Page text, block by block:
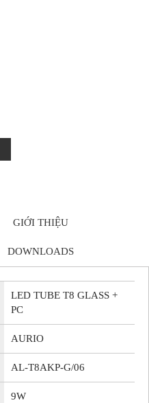
GIỚI THIỆU
DOWNLOADS
LED TUBE T8 GLASS +
PC
AURIO
AL-T8AKP-G/06
9W